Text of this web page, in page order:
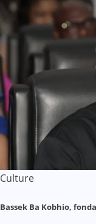
Culture
Bassek Ba Kobhio,